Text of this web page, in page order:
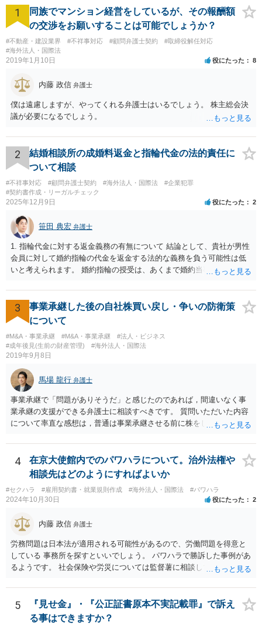
1
同族でマンション経営をしているが、その報酬額
の交渉をお願いすることは可能でしょうか？
#不動産・建設業界 #不祥事対応 #顧問弁護士契約
#取締役解任対応
#海外法人・国際法
2019年1月10日 役にたった 8
内藤 政信 弁護士
僕は遠慮しますが、やってくれる弁護士はいるでしょう。 株主総会決
議が必要になるでしょう。
2
結婚相談所の成婚料返金と指輪代金の法的責任に
ついて相談
#不祥事対応 #顧問弁護士契約 #海外法人・国際法
#企業犯罪
#契約書作成・リーガルチェック
2025年12月9日 役にたった 2
笹田 典宏 弁護士
1. 指輪代金に対する返金義務の有無について 結論として、貴社が男性
会員に対して婚約指輪の代金を返金する法的な義務を負う可能性は低
いと考えられます。 婚約指輪の授受は、あくまで婚約当事者である男
貴社は、その贈与契約の当事者ではありません。したがって、仮に女
性が返金義務を負う場合であっても、貴社が返金義務を負う法的根拠
は見当たりません。 また、国際結婚の仲介契約に関する裁判例では、
負担すべきであり、仲介業者に責任がない限り、成婚料の支払いを拒
絶することはできないと判断されています。この裁判例は、仲介業者
を示唆しており、本件でも同様に、指輪の返還が貴社の責任範囲外の
問題であると主張する上で参考になります。 2. 今後の対応について
相手方代理人に対し、内容証明郵便などで書面にて貴社の見解を明確
に伝えることが重要です。その書面には、以下の内容を盛り込むこと
が考えられます。 成婚料について: 円満な解決を優先する観点から、
には上記の裁判例のように、貴社に返金義務は無いと判断される可能
性が高いと思われます。）。 指輪代金について: 前述の通り、男性会
員と女性会員との間の個人間の贈与であり、貴社に法的な返金義務は
ないことを、法的根拠と共に冷静に主張する。 「刑事訴訟」との主張
に対して: 本件は、契約の履行や返金を巡る民事上の紛争であり、貴社
に当初から金銭を騙し取る意図（詐欺罪の構成要件である欺罔行為）
があったとは考えにくく、刑事事件として立件される可能性は極めて
低いと思われます。 3. 警察からの連絡について 警察は「民事不介
入」を原則としており、契約トラブルなどの個人間の紛争に介入する
ことはありません。しかし、事件性があるかどうかを判断するため
に、関係者から事情を聴くことがあります。その場合には誠実な事実
説明を行ってください。
3
事業承継した後の自社株買い戻し・争いの防衛策
について
#M&A・事業承継 #M&A・事業承継
#法人・ビジネス
#成年後見(生前の財産管理)
#海外法人・国際法
2019年9月8日
馬場 龍行 弁護士
事業承継で「問題がありそうだ」と感じたのであれば，間違いなく事
業承継の支援ができる弁護士に相談すべきです。 質問いただいた内容
について率直な感想は，普通は事業承継させる前に株をしっかり集め
というのは無責任というほかないでしょう。 事業承継については，相
続税や贈与税を猶予する特別法な，遺留分について株式価格を遺留分
算定基礎額から控除したり価額を相続時でなく承継時に固定したりす
ることのできる特別法が定められています。 買い取る以外の方法につ
いても，株式保有割合や状況によるので，具体的に弁護士に相談され
ることをお勧めします。
4
在京大使館内でのパワハラについて。治外法権や
相談先はどのようにすればよいか
#セクハラ #雇用契約書・就業規則作成 #海外法人・国際法 #パワハラ
2024年10月30日 役にたった 2
内藤 政信 弁護士
労務問題は日本法が適用される可能性があるので、労働問題を得意と
している 事務所を探すといいでしょう。 パワハラで勝訴した事例があ
るようです。 社会保険や労災については監督薯に相談してみるといい
5
『見せ金』・『公正証書原本不実記載罪』で訴え
る事はできますか？